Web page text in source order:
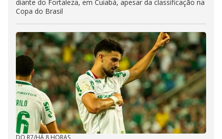
diante do Fortaleza, em Cuiabá, apesar da classificação na
Copa do Brasil